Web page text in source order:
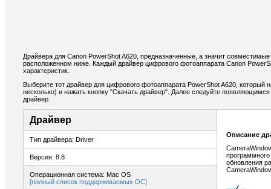
Драйвера для Canon PowerShot A620, предназначенные, а значит
расположенном ниже. Каждый драйвер цифрового фотоаппарата Canon
характеристик.
Выберите тот драйвер для цифрового фотоаппарата PowerShot A620, который
несколько) и нажать кнопку "Скачать драйвер". Далее следуйте
драйвер.
Драйвер
Тип драйвера: Driver
Версия: 8.8
Операционная система: Mac OS
[полный список поддерживаемых ОС]
Описание
обновления